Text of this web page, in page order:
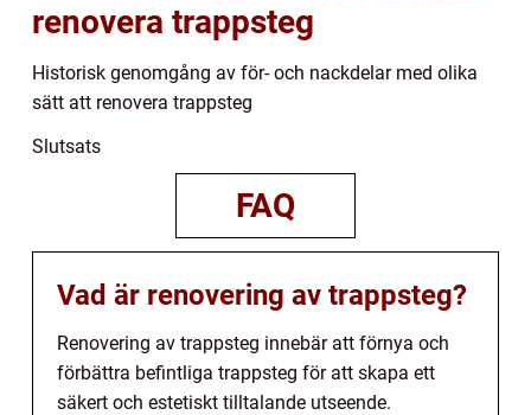
renovera trappsteg
Historisk genomgång av för- och nackdelar med olika
sätt att renovera trappsteg
Slutsats
FAQ
Vad är renovering av trappsteg?
Renovering av trappsteg innebär att förnya och
förbättra befintliga trappsteg för att skapa ett
säkert och estetiskt tilltalande utseende.